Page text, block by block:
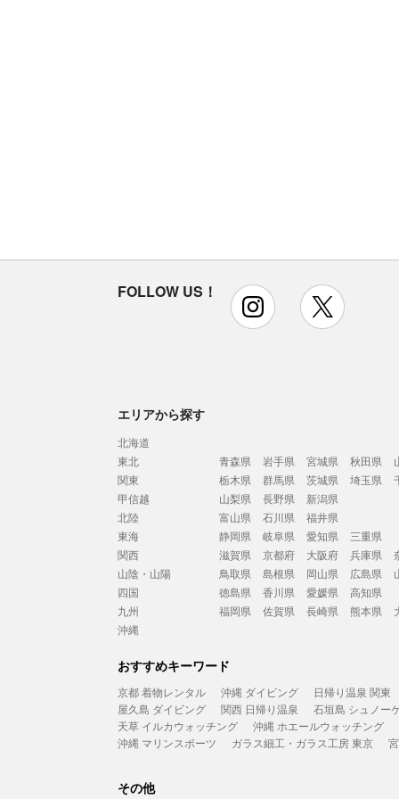
FOLLOW US！ instagram
エリアから探す
北海道
東北
青森県 岩手県 宮城県 秋田県
関東
栃木県 群馬県 茨城県 埼玉県
甲信越
山梨県 長野県
新潟県
北陸
富山県 石川県
福井県
東海
静岡県 岐阜県 愛知県
三重県
関西
滋賀県 京都府 大阪府 兵庫県
山陰・山陽
鳥取県 島根県 岡山県 広島県
四国
徳島県 香川県 愛媛県
高知県
九州
福岡県 佐賀県 長崎県 熊本県
沖縄
おすすめキーワード
京都 着物レンタル 沖縄 ダイビング
日帰り温泉 関東
屋久島 ダイビング
関西 日帰り温泉
石垣島 シュノー
天草 イルカウォッチング
沖縄 ホエールウォッチング
沖縄 マリンスポーツ
ガラス細工・ガラス工房 東京
その他